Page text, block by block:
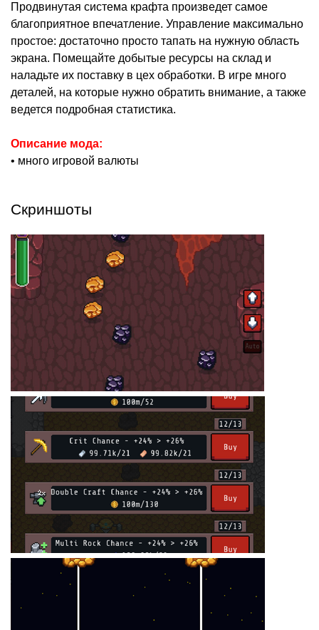
Продвинутая система крафта произведет самое
благоприятное впечатление. Управление максимально
простое: достаточно просто тапать на нужную область
экрана. Помещайте добытые ресурсы на склад и
наладьте их поставку в цех обработки. В игре много
деталей, на которые нужно обратить внимание, а также
ведется подробная статистика.
Описание мода:
• много игровой валюты
Скриншоты